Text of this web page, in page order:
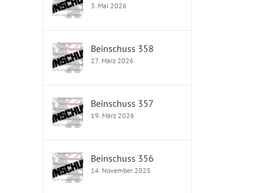
3. Mai 2026
Beinschuss 358
27. März 2026
Beinschuss 357
19. März 2026
Beinschuss 356
14. November 2025